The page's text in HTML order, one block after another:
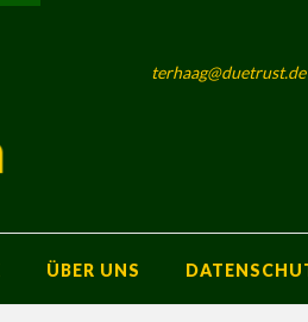
ÜBER UNS